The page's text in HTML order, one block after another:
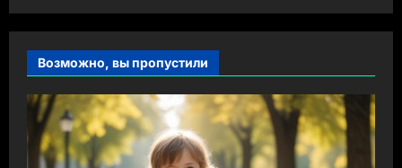
Возможно, вы пропустили